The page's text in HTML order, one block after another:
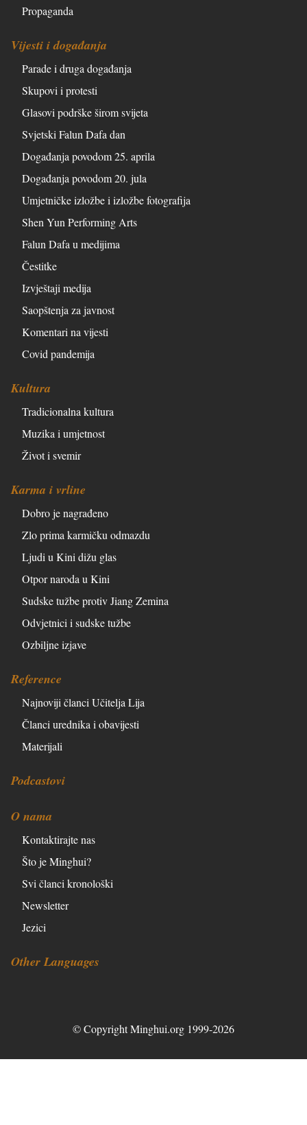
Propaganda
Vijesti i događanja
Parade i druga događanja
Skupovi i protesti
Glasovi podrške širom svijeta
Svjetski Falun Dafa dan
Događanja povodom 25. aprila
Događanja povodom 20. jula
Umjetničke izložbe i izložbe fotografija
Shen Yun Performing Arts
Falun Dafa u medijima
Čestitke
Izvještaji medija
Saopštenja za javnost
Komentari na vijesti
Covid pandemija
Kultura
Tradicionalna kultura
Muzika i umjetnost
Život i svemir
Karma i vrline
Dobro je nagrađeno
Zlo prima karmičku odmazdu
Ljudi u Kini dižu glas
Otpor naroda u Kini
Sudske tužbe protiv Jiang Zemina
Odvjetnici i sudske tužbe
Ozbiljne izjave
Reference
Najnoviji članci Učitelja Lija
Članci urednika i obavijesti
Materijali
Podcastovi
O nama
Kontaktirajte nas
Što je Minghui?
Svi članci kronološki
Newsletter
Jezici
Other Languages
© Copyright Minghui.org 1999-2026